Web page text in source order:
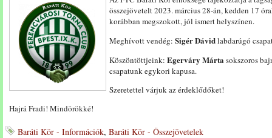
összejövetelt 2023. március 28-án, kedden 17
korábban megszokott, jól ismert helyszínen.
Meghívott vendég: Sigér Dávidlabdarúgó
Köszöntöttjeink: Egerváry Márta sokszoros
csapatunk egykori kapusa.
Szeretettel várjuk az érdeklődőket!
Hajrá Fradi! Mindörökké!
Baráti Kör - Információk, Baráti Kör - Összejövetelek